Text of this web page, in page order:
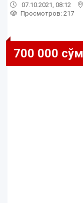
07.10.2021, 08:12
Просмотров: 217
700 000 сўм